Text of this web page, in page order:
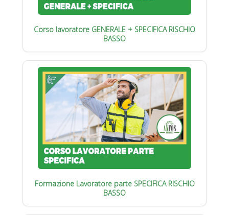
Corso lavoratore GENERALE + SPECIFICA RISCHIO
BASSO
Formazione Lavoratore parte SPECIFICA RISCHIO
BASSO